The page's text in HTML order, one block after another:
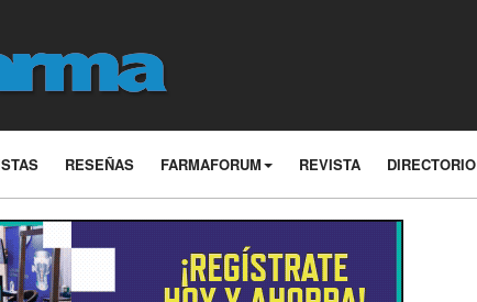
RESEÑAS FARMAFORUM REVISTA DIRECTORIO